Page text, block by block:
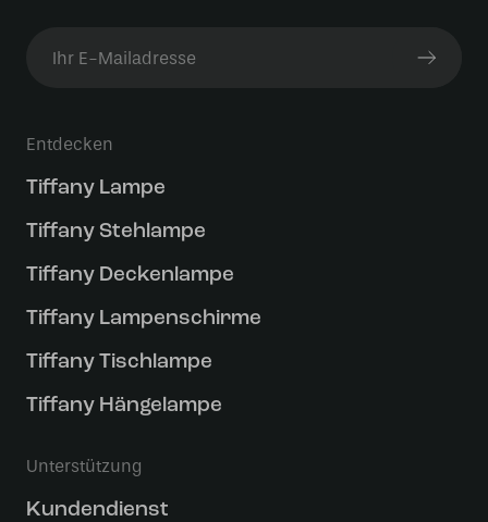
Entdecken
Tiffany Lampe
Tiffany Stehlampe
Tiffany Deckenlampe
Tiffany Lampenschirme
Tiffany Tischlampe
Tiffany Hängelampe
Unterstützung
Kundendienst